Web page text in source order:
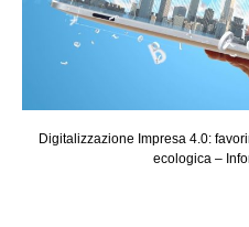
Digitalizzazione Impresa 4.0:
ecologica –